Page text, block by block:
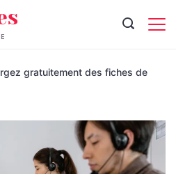
gratuitement des fiches de